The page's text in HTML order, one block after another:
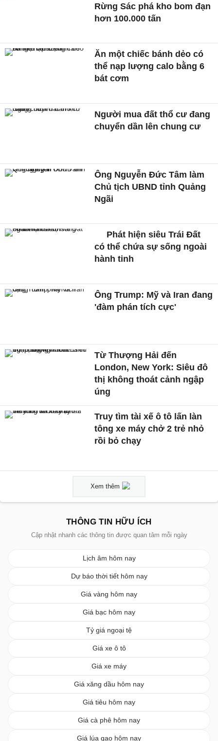
Rừng Sác phá kho bom đạn
hơn 100.000 tấn
Ăn một chiếc bánh dẻo có
thể nạp lượng calo bằng 6
bát cơm
Người mua đất thổ cư đang
chuyển dần lên chung cư
Ông Nguyễn Đức Tâm làm
Chủ tịch UBND tỉnh Quảng
Ngãi
Phát hiện siêu Trái Đất
có thể chứa sự sống ngoài
hành tinh
Ông Trump: Mỹ và Iran đang
'đàm phán tích cực'
Từ Thượng Hải đến
London, New York: Siêu đô
thị không thoát cảnh ngập
úng
Truy tìm tài xế ô tô lấn làn
tông xe máy chở 2 trẻ nhỏ
rồi bỏ chạy
Xem thêm
THÔNG TIN HỮU ÍCH
Cập nhật nhanh các thông tin được quan tâm mỗi ngày
Lịch âm hôm nay
Dự báo thời tiết hôm nay
Giá vàng hôm nay
Giá bạc hôm nay
Tỷ giá ngoại tệ
Giá xe ô tô
Giá xe máy
Giá xăng dầu hôm nay
Giá tiêu hôm nay
Giá cà phê hôm nay
Giá lúa gạo hôm nay